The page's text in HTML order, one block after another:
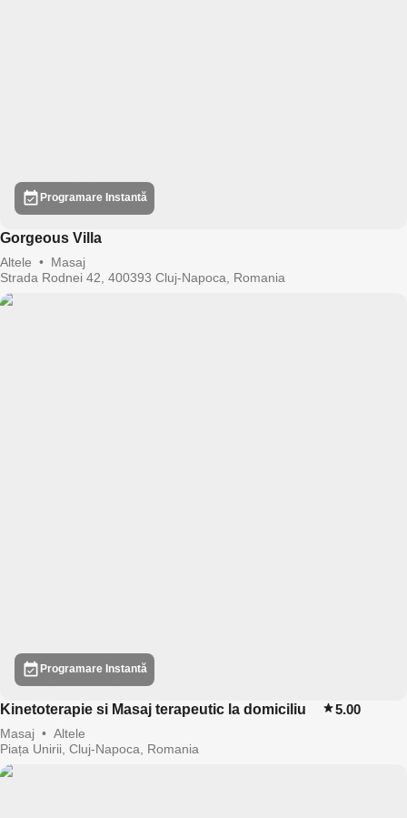
Programare Instantă
Gorgeous Villa
Altele • Masaj
Strada Rodnei 42, 400393 Cluj-Napoca, Romania
Programare Instantă
Kinetoterapie si Masaj terapeutic la domiciliu 5.00
Masaj • Altele
Piața Unirii, Cluj-Napoca, Romania